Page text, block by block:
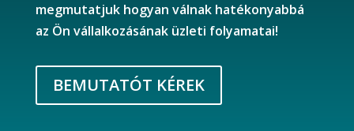
megmutatjuk hogyan válnak hatékonyabbá
az Ön vállalkozásának üzleti folyamatai!
BEMUTATÓT KÉREK